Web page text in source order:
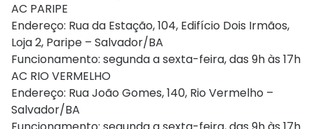
AC PARIPE
Endereço: Rua da Estação, 104, Edifício Dois Irmãos,
Loja 2, Paripe – Salvador/BA
Funcionamento: segunda a sexta-feira, das 9h às 17h
AC RIO VERMELHO
Endereço: Rua João Gomes, 140, Rio Vermelho –
Salvador/BA